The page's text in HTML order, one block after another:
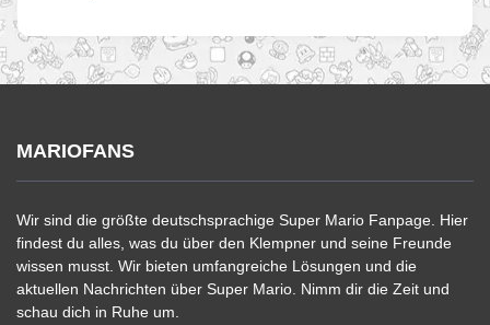
MARIOFANS
Wir sind die größte deutschsprachige Super Mario Fanpage. Hier
findest du alles, was du über den Klempner und seine Freunde
wissen musst. Wir bieten umfangreiche Lösungen und die
aktuellen Nachrichten über Super Mario. Nimm dir die Zeit und
schau dich in Ruhe um.